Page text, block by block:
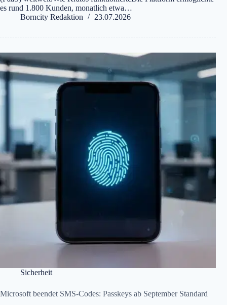
es rund 1.800 Kunden, monatlich etwa…
Borncity Redaktion
23.07.2026
Sicherheit
Microsoft beendet SMS-Codes: Passkeys ab September Standard